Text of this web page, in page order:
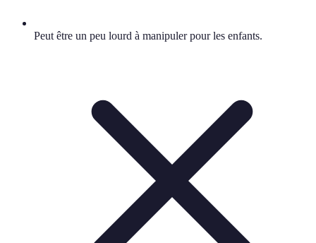
Peut être un peu lourd à manipuler pour les enfants.